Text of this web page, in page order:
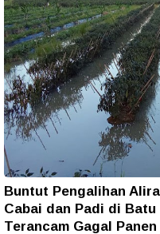
Buntut Pengalihan
Cabai dan Padi di
Terancam Gagal Panen